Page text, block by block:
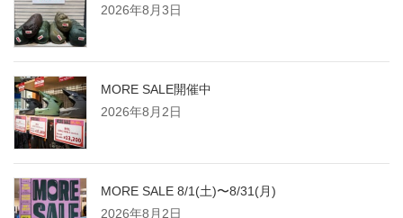
2026年8月3日
MORE SALE開催中
2026年8月2日
MORE SALE 8/1(土)〜8/31(月)
2026年8月2日